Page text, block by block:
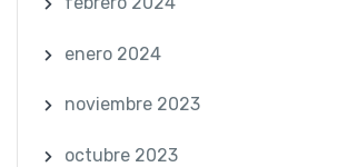
enero 2024
noviembre 2023
octubre 2023